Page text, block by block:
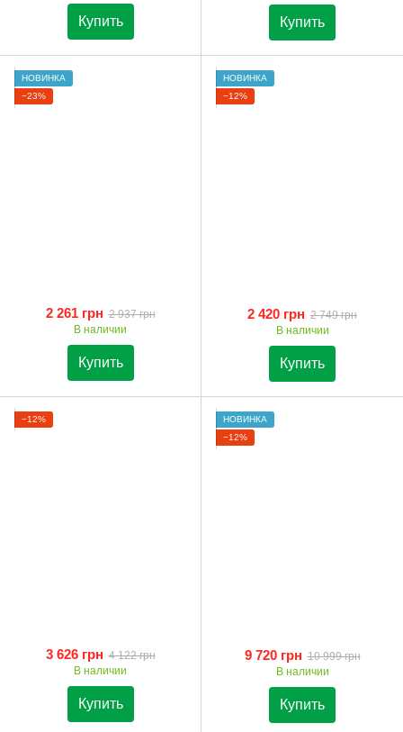
Купить Купить
НОВИНКА
−23%
2 261 грн 2 937 грн
В наличии
Купить
НОВИНКА
−12%
2 420 грн 2 749 грн
В наличии
Купить
−12%
3 626 грн 4 122 грн
В наличии
Купить
НОВИНКА
−12%
9 720 грн 10 999 грн
В наличии
Купить